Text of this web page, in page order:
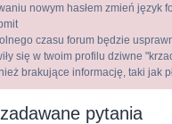
nowym hasłem zmień język
czasu forum będzie
się w twoim profilu dziwne
brakujące informację, taki jak
pytania